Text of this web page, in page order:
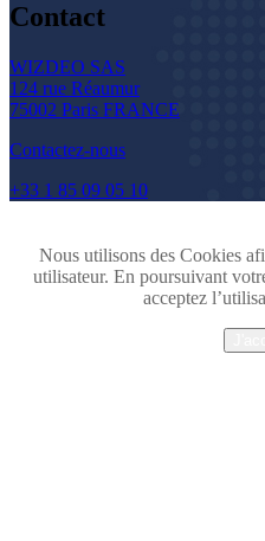
Contact
WIZDEO SAS
124 rue Réaumur
75002 Paris FRANCE
Contactez-nous
+33 1 85 09 05 10
Nous utilisons des Cookies
utilisateur. En poursuivant
acceptez